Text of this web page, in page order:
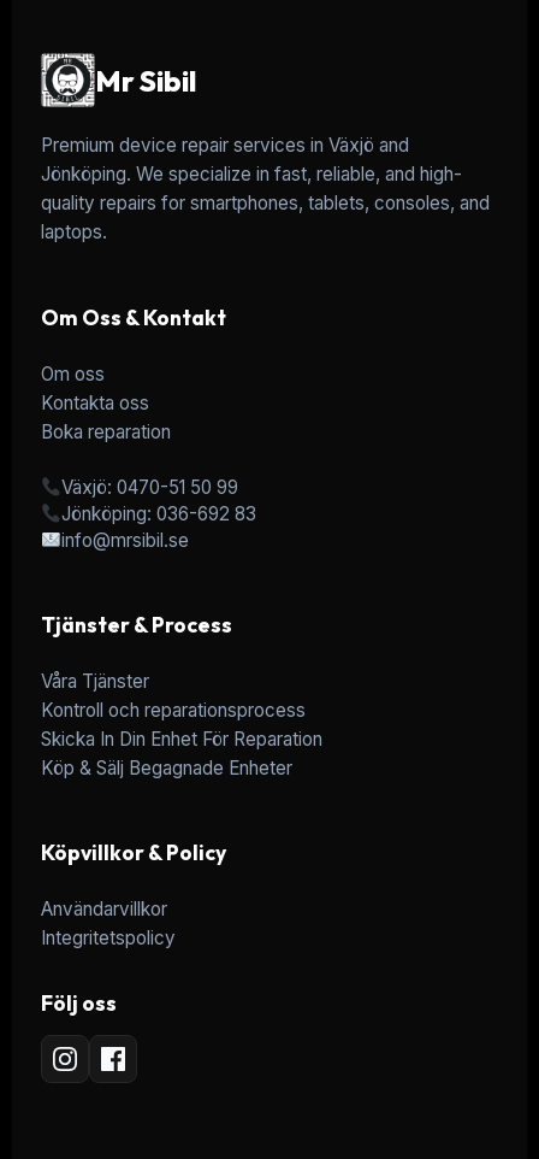
Mr Sibil
Premium device repair services in Växjö and
Jönköping. We specialize in fast, reliable, and high-
quality repairs for smartphones, tablets, consoles, and
laptops.
Om Oss & Kontakt
Om oss
Kontakta oss
Boka reparation
Växjö: 0470-51 50 99
Jönköping: 036-692 83
info@mrsibil.se
Tjänster & Process
Våra Tjänster
Kontroll och reparationsprocess
Skicka In Din Enhet För Reparation
Köp & Sälj Begagnade Enheter
Köpvillkor & Policy
Användarvillkor
Integritetspolicy
Följ oss